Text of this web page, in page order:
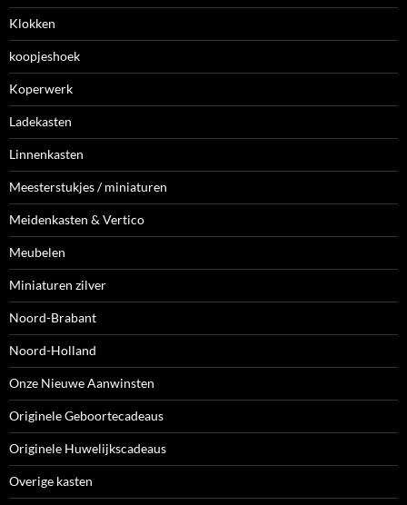
Klokken
koopjeshoek
Koperwerk
Ladekasten
Linnenkasten
Meesterstukjes / miniaturen
Meidenkasten & Vertico
Meubelen
Miniaturen zilver
Noord-Brabant
Noord-Holland
Onze Nieuwe Aanwinsten
Originele Geboortecadeaus
Originele Huwelijkscadeaus
Overige kasten